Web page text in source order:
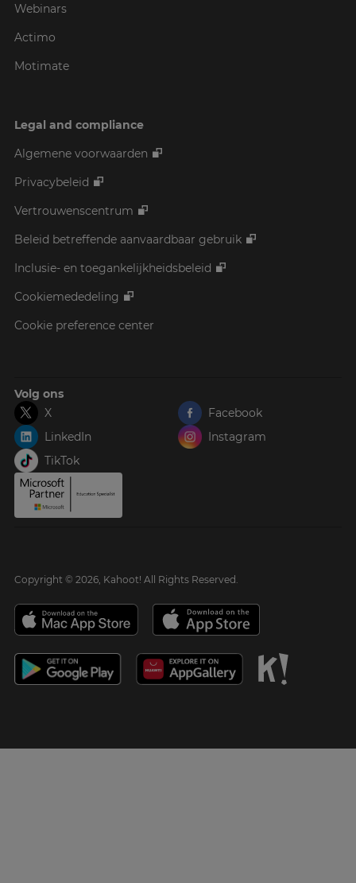
Webinars
Actimo
Motimate
Legal and compliance
Algemene voorwaarden
Privacybeleid
Vertrouwenscentrum
Beleid betreffende aanvaardbaar gebruik
Inclusie- en toegankelijkheidsbeleid
Cookiemededeling
Cookie preference center
Volg ons
X
Facebook
LinkedIn
Instagram
TikTok
Copyright © 2026, Kahoot! All Rights Reserved.